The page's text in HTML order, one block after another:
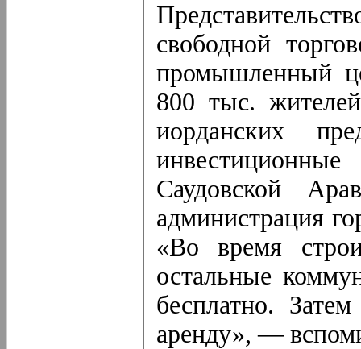
свободной
промышленный
800 тыс.
иорданских
Саудовской
администрация
«Во время
остальные
бесплатно.
аренду», —